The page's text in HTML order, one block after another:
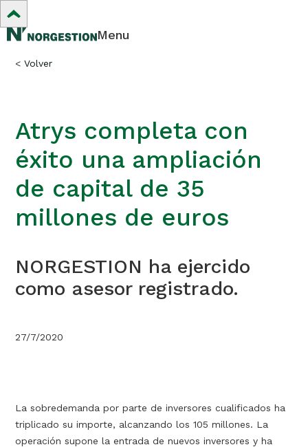
Menu
< Volver
Atrys completa con
éxito una ampliación
de capital de 35
millones de euros
NORGESTION ha ejercido
como asesor registrado.
27/7/2020
La sobredemanda por parte de inversores cualificados ha
triplicado su importe, alcanzando los 105 millones. La
operación supone la entrada de nuevos inversores y ha